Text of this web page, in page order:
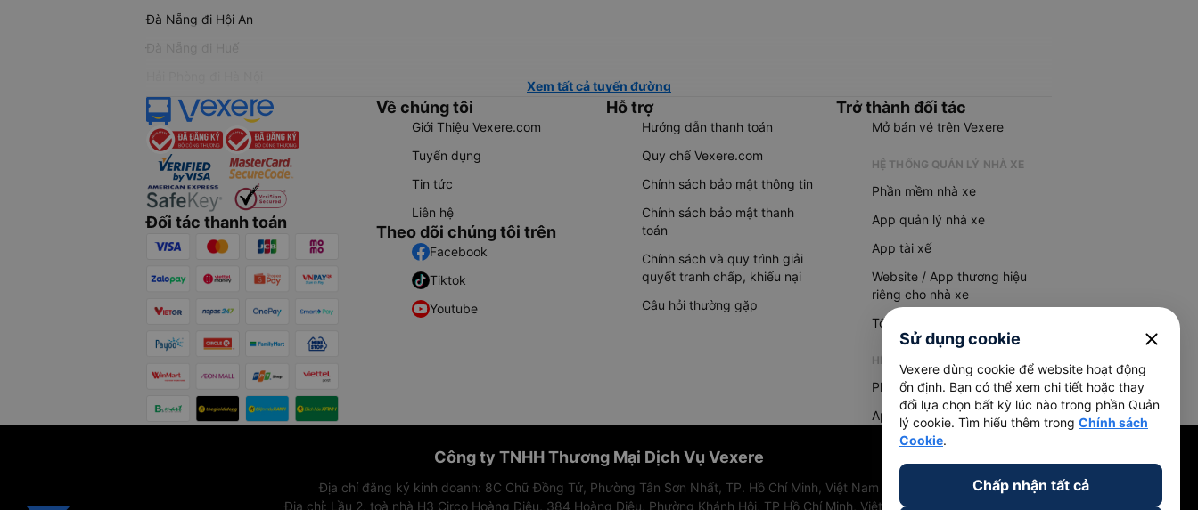
Đà Nẵng đi Hội An
Đà Nẵng đi Huế
Xem tất cả tuyến đường
Đối tác thanh toán
Về chúng tôi
Giới Thiệu Vexere.com
Tuyển dụng
Tin tức
Liên hệ
Theo dõi chúng tôi trên
Facebook
Tiktok
Youtube
Hỗ trợ
Hướng dẫn thanh toán
Quy chế Vexere.com
Chính sách bảo mật thông tin
Chính sách bảo mật thanh
toán
Chính sách và quy trình giải
quyết tranh chấp, khiếu nại
Câu hỏi thường gặp
Trở thành đối tác
Mở bán vé trên Vexere
HỆ THỐNG QUẢN LÝ NHÀ XE
Phần mềm nhà xe
App quản lý nhà xe
App tài xế
Website / App thương hiệu
riêng cho nhà xe
Tổng đài AI
HỆ THỐNG QUẢN LÝ HÀNG HOÁ
Phần mềm quản lý hàng hoá
App quản lý hàng hoá
Công ty TNHH Thương Mại Dịch Vụ Vexere
Địa chỉ đăng ký kinh doanh: 8C Chữ Đồng Tử, Phường Tân Sơn Nhất, TP. Hồ Chí Minh, Việt Nam
Địa chỉ: Lầu 2, toà nhà H3 Circo Hoàng Diệu, 384 Hoàng Diệu, Phường Khánh Hội, TP Hồ Chí Minh, Việt Nam
Sử dụng cookie close
Vexere dùng cookie để website hoạt động
ổn định. Bạn có thể xem chi tiết hoặc thay
đổi lựa chọn bất kỳ lúc nào trong phần Quản
lý cookie. Tìm hiểu thêm trong Chính sách
Cookie.
Chấp nhận tất cả